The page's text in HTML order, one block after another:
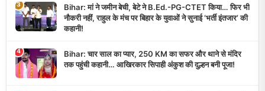
3
Bihar: मां ने जमीन बेची, बेटे ने B.Ed.-PG-CTET किया… फिर भी
नौकरी नहीं, राहुल के मंच पर बिहार के युवाओं ने सुनाई ‘भर्ती इंतजार’ की
कहानी!
4
Bihar: चार साल का प्यार, 250 KM का सफर और थाने से मंदिर
तक पहुंची कहानी… आखिरकार सिपाही अंकुश की दुल्हन बनी पूजा!